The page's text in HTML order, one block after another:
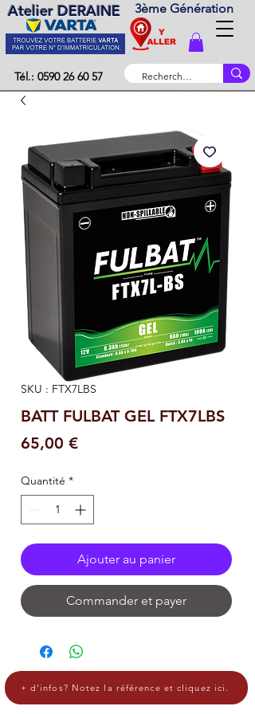
Atelier DERAINE 3ème Génération
Tél.: 0590 26 60 57
SKU : FTX7LBS
BATT FULBAT GEL FTX7LBS
65,00 €Prix
Quantité *
Ajouter au panier
Commander et payer
+ d'infos? Notez la référence et cliquez ici.